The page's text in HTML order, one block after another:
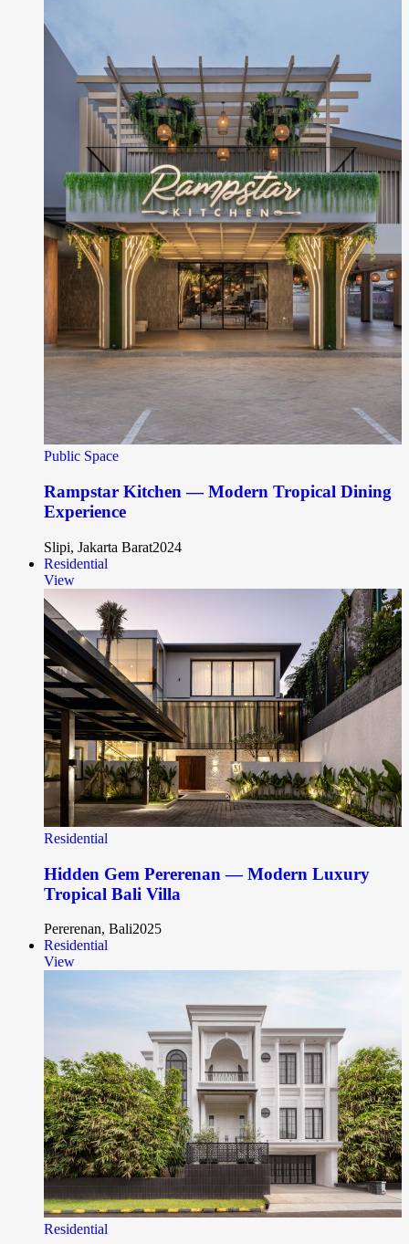
Public Space
Rampstar Kitchen — Modern Tropical Dining
Experience
Slipi, Jakarta Barat2024
Residential
View
Residential
Hidden Gem Pererenan — Modern Luxury
Tropical Bali Villa
Pererenan, Bali2025
Residential
View
Residential